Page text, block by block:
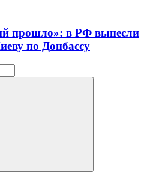
прошло»: в РФ вынесли
по Донбассу